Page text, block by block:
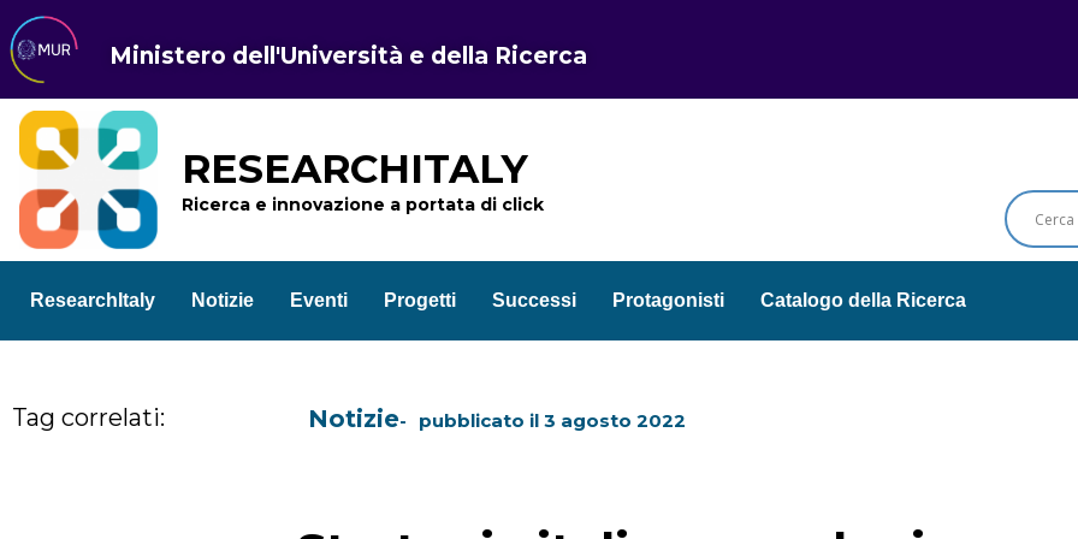
Ministero dell'Università e della Ricerca
RESEARCHITALY
Ricerca e innovazione a portata di click
ResearchItaly Notizie Eventi Progetti Successi Protagonisti Catalogo della Ricerca
Tag correlati: Notizie pubblicato il 3 agosto 2022